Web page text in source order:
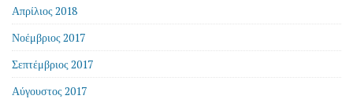
Απρίλιος 2018
Νοέμβριος 2017
Σεπτέμβριος 2017
Αύγουστος 2017